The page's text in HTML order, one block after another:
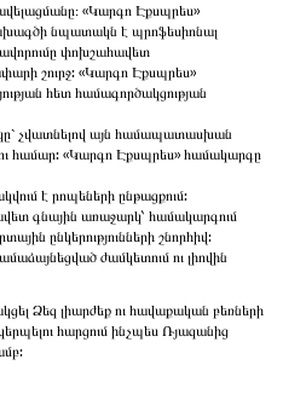
«Կարգո Էքսպրես»
նպատակն է պրոֆեսիոնալ
փոխշահավետ
շուրջ: «Կարգո Էքսպրես»
հետ համագործակցության
չվատնելով այն համապատասխան
համար: «Կարգո Էքսպրես» համակարգը
է րոպեների ընթացքում:
գնային առաջարկ՝ համակարգում
ընկերությունների շնորհիվ:
ժամկետում ու լիովին
Ձեզ լիարժեք ու հավաքական բեռների
հարցում ինչպես Ռյազանից